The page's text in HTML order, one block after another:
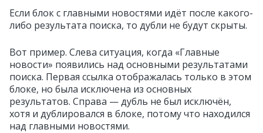
Если блок с главными новостями идёт после какого-
либо результата поиска, то дубли не будут скрыты.
Вот пример. Слева ситуация, когда «Главные
новости» появились над основными результатами
поиска. Первая ссылка отображалась только в этом
блоке, но была исключена из основных
результатов. Справа — дубль не был исключён,
хотя и дублировался в блоке, потому что находился
над главными новостями.